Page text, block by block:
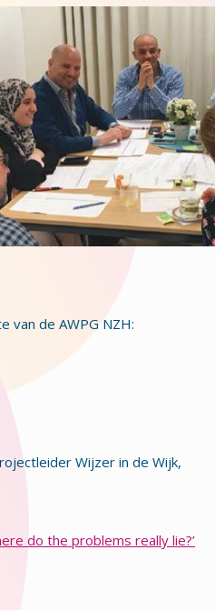
van de AWPG NZH:
Wijzer in de Wijk,
do the problems really lie?’